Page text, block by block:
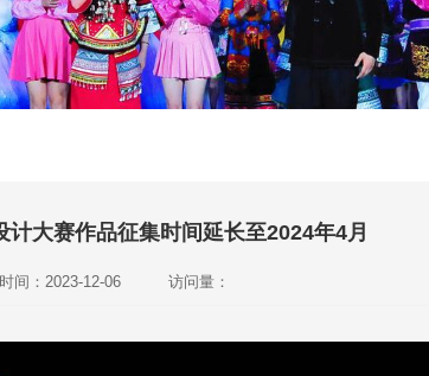
大赛作品征集时间延长至2024年4月
时间：2023-12-06 访问量：